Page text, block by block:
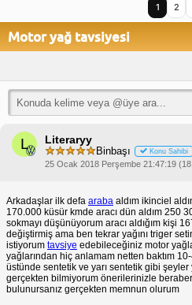
1 2
Motor yağ tavsiyesi
L Literaryy
Binbaşı Konu Sahibi
25 Ocak 2018 Perşembe 21:47:19
Arkadaşlar ilk defa araba aldım ikinciel
170.000 küsür kmde aracı dün aldım 250
sokmayı düşünüyorum aracı aldığım kişi
değiştirmiş ama ben tekrar yağını triger
istiyorum tavsiye edebileceğiniz motor
yağlarından hiç anlamam netten baktım
üstünde sentetik ve yarı sentetik gibi şeyler
gerçekten bilmiyorum önerilerinizle
bulunursanız gerçekten memnun olurum